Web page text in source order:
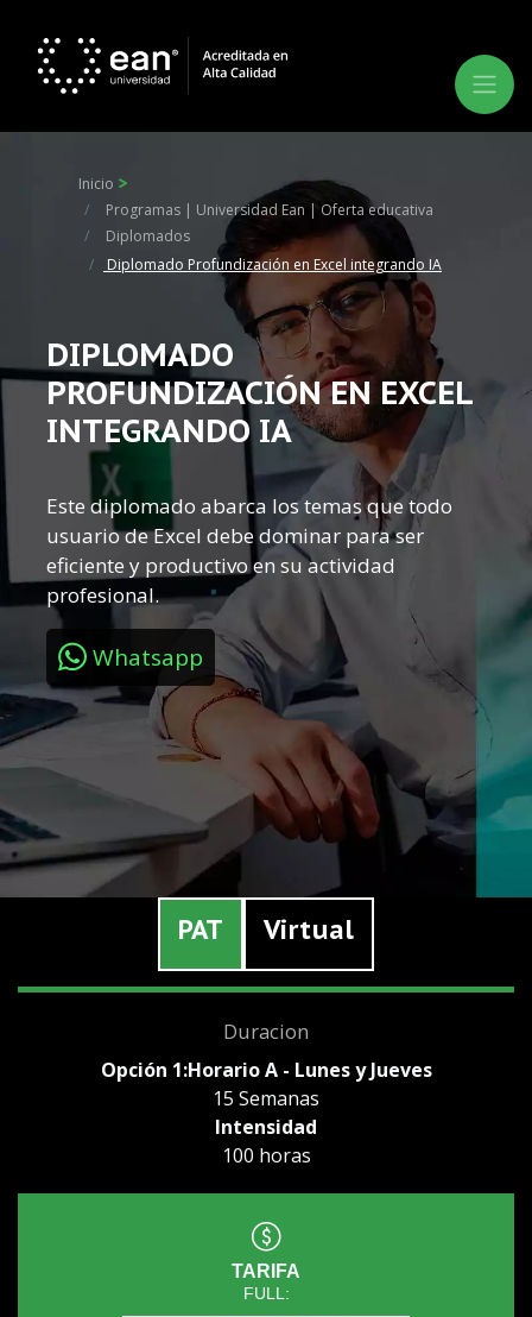
Inicio
Programas | Universidad Ean | Oferta educativa
Diplomados
Diplomado Profundización en Excel integrando IA
DIPLOMADO
PROFUNDIZACIÓN EN EXCEL
INTEGRANDO IA
Este diplomado abarca los temas que todo
usuario de Excel debe dominar para ser
eficiente y productivo en su actividad
profesional.
Whatsapp
PAT Virtual
Duracion
Opción 1:Horario A - Lunes y Jueves
15 Semanas
Intensidad
100 horas
TARIFA
FULL: